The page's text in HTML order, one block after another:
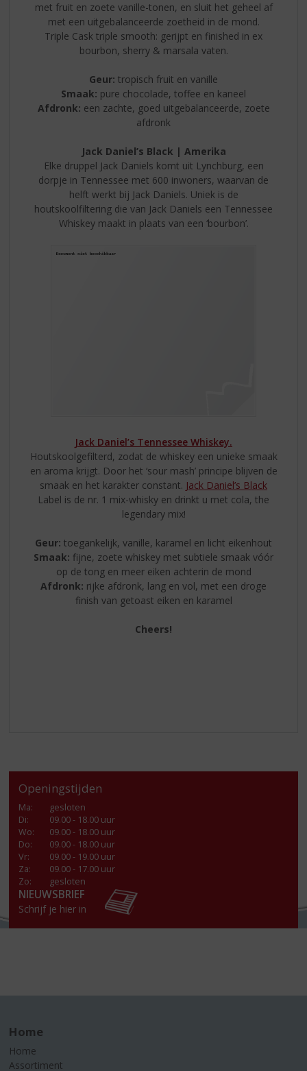
met fruit en zoete vanille-tonen, en sluit het geheel af
met een uitgebalanceerde zoetheid in de mond.
Triple Cask triple smooth: gerijpt en finished in ex
bourbon, sherry & marsala vaten.
Geur: tropisch fruit en vanille
Smaak: pure chocolade, toffee en kaneel
Afdronk: een zachte, goed uitgebalanceerde, zoete
afdronk
Jack Daniel’s Black | Amerika
Elke druppel Jack Daniels komt uit Lynchburg, een
dorpje in Tennessee met 600 inwoners, waarvan de
helft werkt bij Jack Daniels. Uniek is de
houtskoolfiltering die van Jack Daniels een Tennessee
Whiskey maakt in plaats van een ‘bourbon’.
Jack Daniel’s Tennessee Whiskey.
Houtskoolgefilterd, zodat de whiskey een unieke smaak
en aroma krijgt. Door het ‘sour mash’ principe blijven de
smaak en het karakter constant. Jack Daniel’s Black
Label is de nr. 1 mix-whisky en drinkt u met cola, the
legendary mix!
Geur: toegankelijk, vanille, karamel en licht eikenhout
Smaak: fijne, zoete whiskey met subtiele smaak vóór
op de tong en meer eiken achterin de mond
Afdronk: rijke afdronk, lang en vol, met een droge
finish van getoast eiken en karamel
Cheers!
Openingstijden
Ma:
gesloten
Di:
09.00 - 18.00 uur
Wo:
09.00 - 18.00 uur
Do:
09.00 - 18.00 uur
Vr:
09.00 - 19.00 uur
Za:
09.00 - 17.00 uur
Zo:
gesloten
NIEUWSBRIEF
Schrijf je hier in
Home
Home
Assortiment